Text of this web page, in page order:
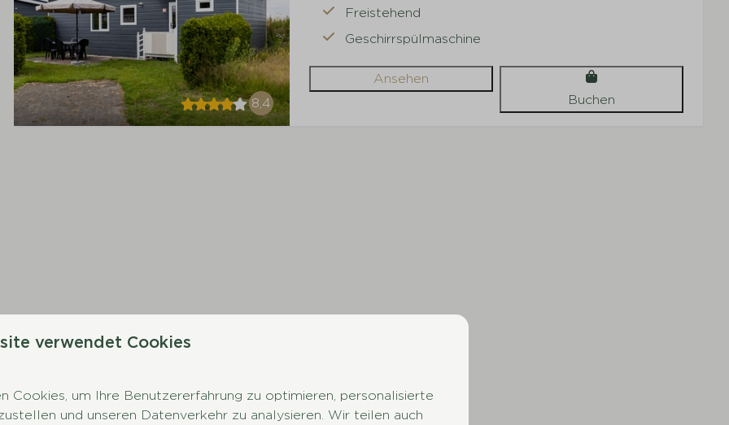
8,4
Freistehend
Geschirrspülmaschine
Ansehen
Buchen
verwendet Cookies
Cookies, um Ihre Benutzererfahrung zu optimieren, personalisierte
und unseren Datenverkehr zu analysieren. Wir teilen auch